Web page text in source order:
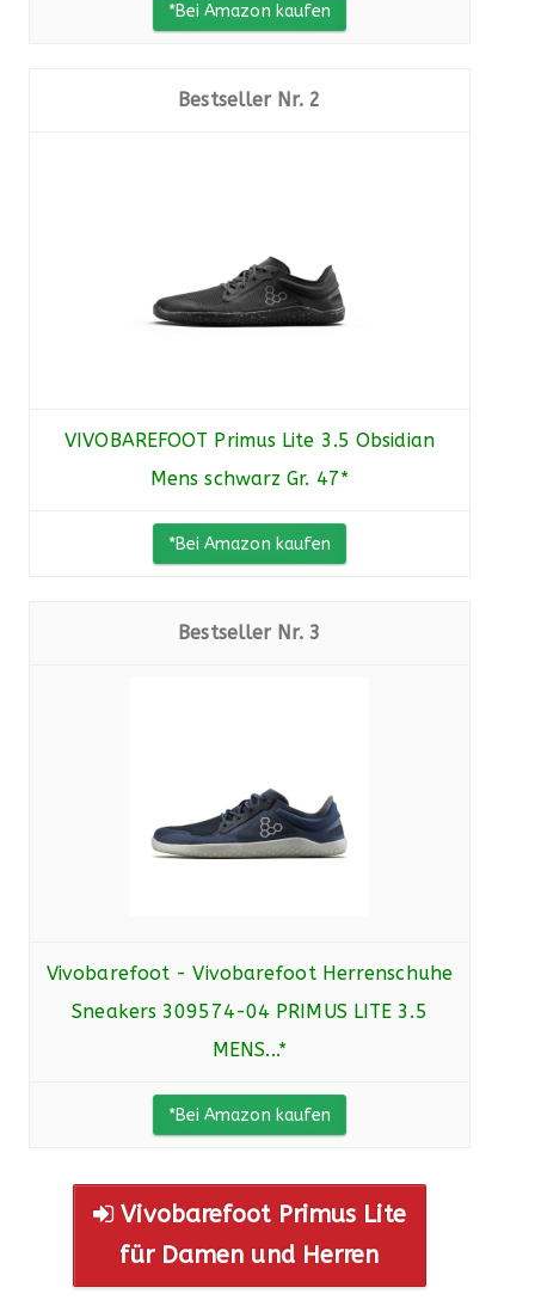
*Bei Amazon kaufen
2
VIVOBAREFOOT Primus Lite 3.5 Obsidian
Mens schwarz Gr. 47*
*Bei Amazon kaufen
3
Vivobarefoot - Vivobarefoot Herrenschuhe
Sneakers 309574-04 PRIMUS LITE 3.5
MENS...*
*Bei Amazon kaufen
Vivobarefoot Primus Lite
für Damen und Herren